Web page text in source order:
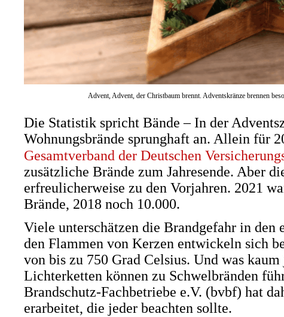
Advent, Advent, der Christbaum brennt. Adventskränze brennen
Die Statistik spricht Bände – In der
Wohnungsbrände sprunghaft an. Allein für
Gesamtverband der Deutschen
zusätzliche Brände zum Jahresende. Aber
erfreulicherweise zu den Vorjahren. 2021
Brände, 2018 noch 10.000.
Viele unterschätzen die Brandgefahr in den
den Flammen von Kerzen entwickeln sich
von bis zu 750 Grad Celsius. Und was
Lichterketten können zu Schwelbränden
Brandschutz-Fachbetriebe e.V. (bvbf) hat
erarbeitet, die jeder beachten sollte.